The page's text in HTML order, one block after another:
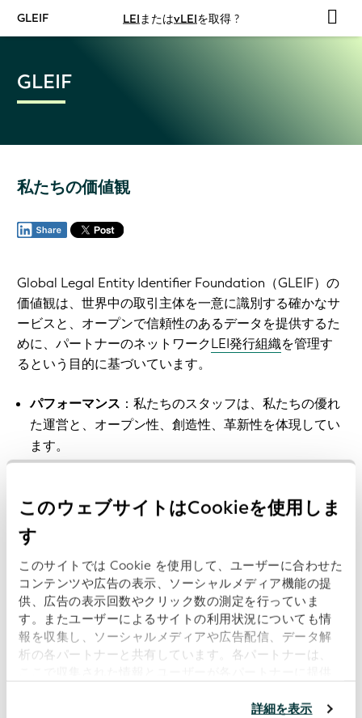
このウェブサイトはCookieを使用しま
す
このサイトでは Cookie を使用して、ユーザーに合わせた
コンテンツや広告の表示、ソーシャルメディア機能の提
供、広告の表示回数やクリック数の測定を行っていま
す。またユーザーによるサイトの利用状況についても情
報を収集し、ソーシャルメディアや広告配信、データ解
析の各パートナーと共有しています。各パートナーは、
用したときに収集した他の情報を組み合わせて使用する
詳細を表示
GLEIF LEIまたはvLEIを取得 ?
GLEIF
私たちの価値観
Global Legal Entity Identifier Foundation（GLEIF）の
価値観は、世界中の取引主体を一意に識別する確かなサ
ービスと、オープンで信頼性のあるデータを提供するた
めに、パートナーのネットワークLEI発行組織を管理す
るという目的に基づいています。
パフォーマンス ：私たちのスタッフは、私たちの優れ
た運営と、オープン性、創造性、革新性を体現してい
ます。
します。私たちは、当組織や、グローバルLEIシステ
ムの管理全体を通じて、専門性と信頼性の提供に注力
しています。
敬意：自分が期待するのと同じ敬意をもって顧客、パ
ートナー、従業員、仲間に接します。善意をもとに判
断し、疑わしい場合は単に質問します。
可視性 ：私たちは、取引主体の識別およびデータサー
ビスへのアクセスと透明性を提供します。
オープンさ：私たちは、システムへのオープンでグロ
ーバルな参加やエンゲージメントを支持しています。